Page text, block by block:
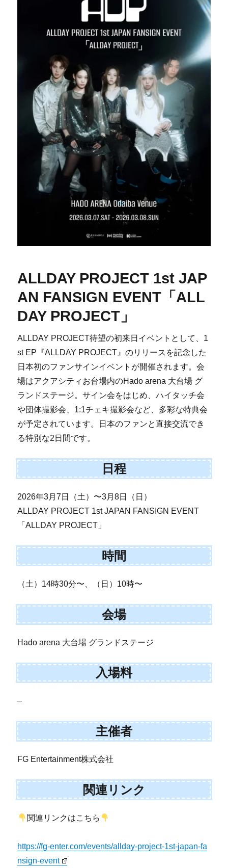
ALLDAY PROJECT 1st JAP
AN FANSIGN EVENT「ALL
DAY PROJECT」
ALLDAY PROJECT待望の初来日イベントとして、1
st EP『ALLDAY PROJECT』のリリースを記念した
日本初のファンサインイベントが開催されます。会
場はアクアシティお台場内のHado arena 大台場 グ
ランドステージ。サイン会をはじめ、ハイタッチ会
や団体撮影会、1:1チェキ撮影会など、多彩な特典会
が予定されています。日本のファンと直接交流でき
る特別な2日間です。
日程
2026年3月7日（土）〜3月8日（日）
ALLDAY PROJECT 1st JAPAN FANSIGN EVENT
「ALLDAY PROJECT」
時間
（土）14時30分〜、（日）10時〜
会場
Hado arena 大台場 グランドステージ
入場料
–
主催者
FG Entertainment株式会社
関連リンク
関連リンクはこちら
https://fg-enter.com/events/allday-project-1st-japan-fa
nsign-event